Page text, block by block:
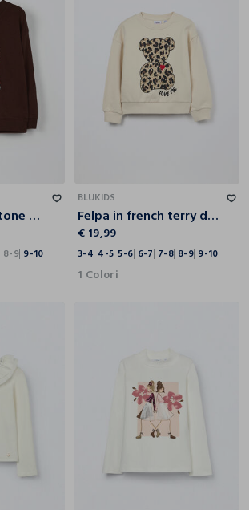
Felpa in puro cotone bambino
8-9 9-10
BLUKIDS
Felpa in french terry di puro cotone bambina
€ 19,99
3-4 4-5 5-6 6-7 7-8 8-9 9-10
1 Colori